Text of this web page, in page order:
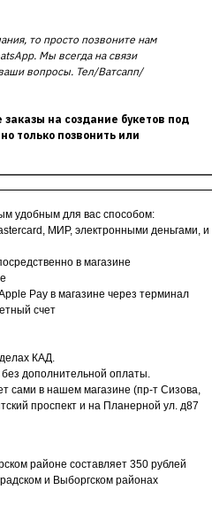
то просто позвоните нам
Мы всегда на связи
вопросы. Тел/Ватсапп/
на создание букетов под
только позвонить или
удобным для вас способом:
МИР, электронными деньгами, и
в магазине
Pay в магазине через терминал
счет
КАД.
дополнительной оплаты.
сами в нашем магазине (пр-т Сизова,
проспект и на Планерной ул. д87
районе составляет 350 рублей
и Выборгском районах